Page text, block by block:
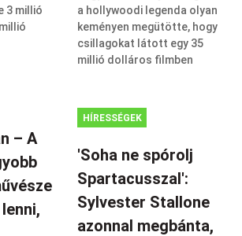
– A
HÍRESSÉGEK
'Soha ne spórolj
Spartacusszal':
Sylvester Stallone
azonnal megbánta,